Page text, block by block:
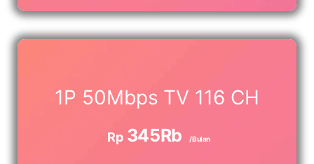
1P 50Mbps TV 116 CH
Rp 345Rb /Bulan